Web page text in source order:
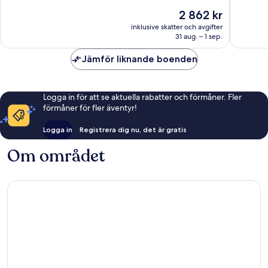
Priset
är
2 862 kr
2 862 kr
inklusive skatter och avgifter
31 aug. – 1 sep.
Jämför liknande boenden
Logga in för att se aktuella rabatter och förmåner. Fler
förmåner för fler äventyr!
Logga in Registrera dig nu, det är gratis
Om området